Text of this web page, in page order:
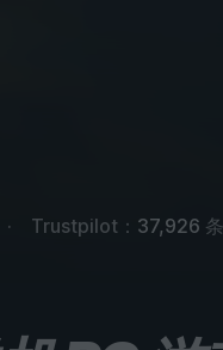
Trustpilot： 37,926